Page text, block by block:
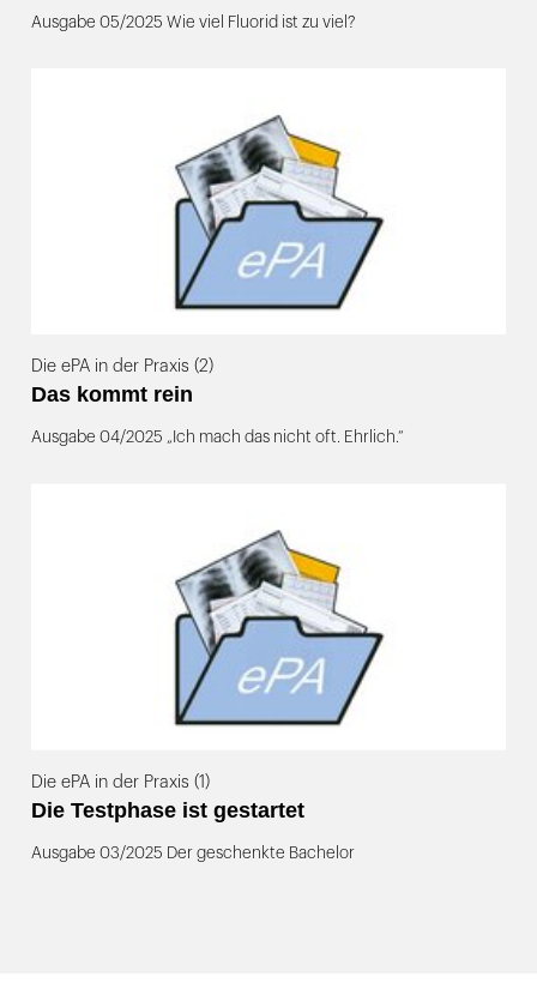
Ausgabe 05/2025 Wie viel Fluorid ist zu viel?
Die ePA in der Praxis (2)
Das kommt rein
Ausgabe 04/2025 „Ich mach das nicht oft. Ehrlich.“
Die ePA in der Praxis (1)
Die Testphase ist gestartet
Ausgabe 03/2025 Der geschenkte Bachelor